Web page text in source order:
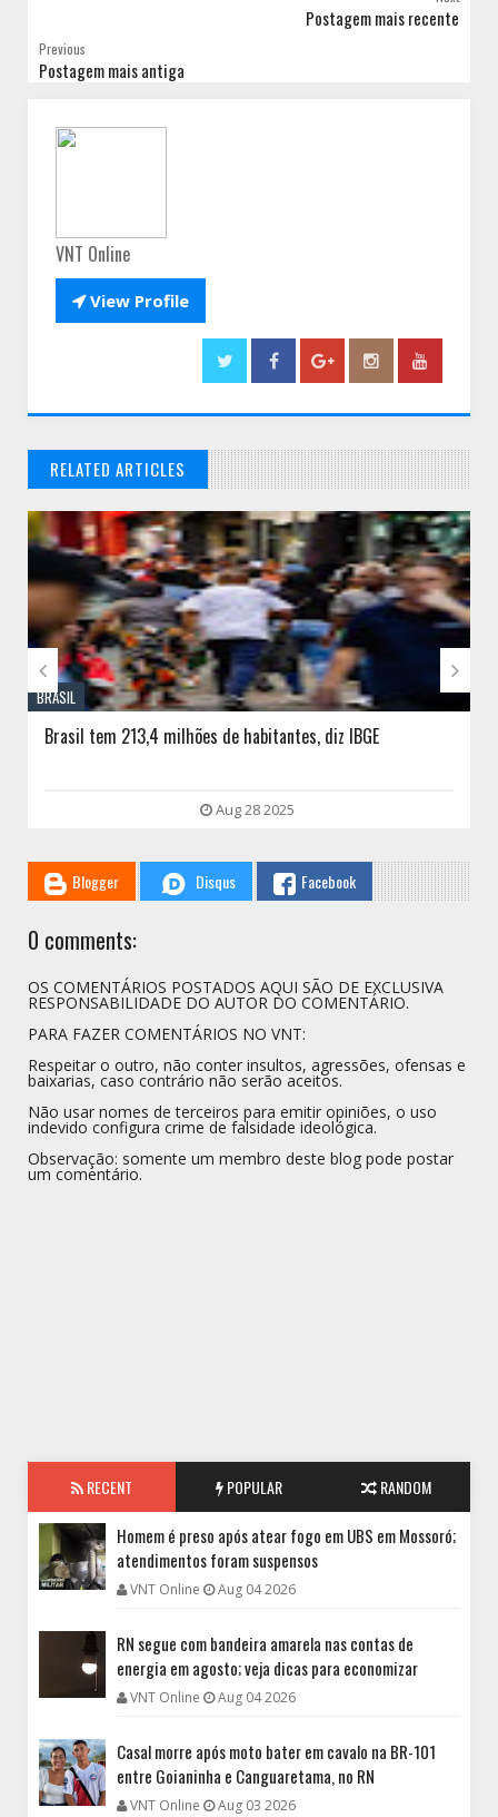
Postagem mais recente
Previous
Postagem mais antiga
VNT Online
View Profile
RELATED ARTICLES
// THATS WHAT YOU MIGHT BE LOOKING FOR
BRASIL
Brasil tem 213,4 milhões de habitantes, diz IBGE
Aug 28 2025
 
Blogger Disqus Facebook
0 comments:
OS COMENTÁRIOS POSTADOS AQUI SÃO DE EXCLUSIVA
RESPONSABILIDADE DO AUTOR DO COMENTÁRIO.
PARA FAZER COMENTÁRIOS NO VNT:
Respeitar o outro, não conter insultos, agressões, ofensas e
baixarias, caso contrário não serão aceitos.
Não usar nomes de terceiros para emitir opiniões, o uso
indevido configura crime de falsidade ideológica.
Observação: somente um membro deste blog pode postar
um comentário.
RECENT POPULAR RANDOM
Homem é preso após atear fogo em UBS em Mossoró;
atendimentos foram suspensos
VNT Online Aug 04 2026
RN segue com bandeira amarela nas contas de
energia em agosto; veja dicas para economizar
VNT Online Aug 04 2026
Casal morre após moto bater em cavalo na BR-101
entre Goianinha e Canguaretama, no RN
VNT Online Aug 03 2026